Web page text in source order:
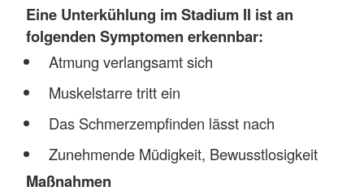
Eine Unterkühlung im Stadium II ist an
folgenden Symptomen erkennbar:
Atmung verlangsamt sich
Muskelstarre tritt ein
Das Schmerzempfinden lässt nach
Zunehmende Müdigkeit, Bewusstlosigkeit
Maßnahmen